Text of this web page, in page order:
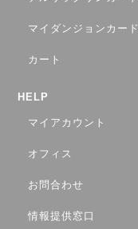
マイダンジョンカード
カート
HELP
マイアカウント
オフィス
お問合わせ
情報提供窓口